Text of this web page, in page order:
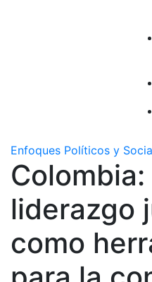
Enfoques Políticos y
Colombia:
liderazgo
como